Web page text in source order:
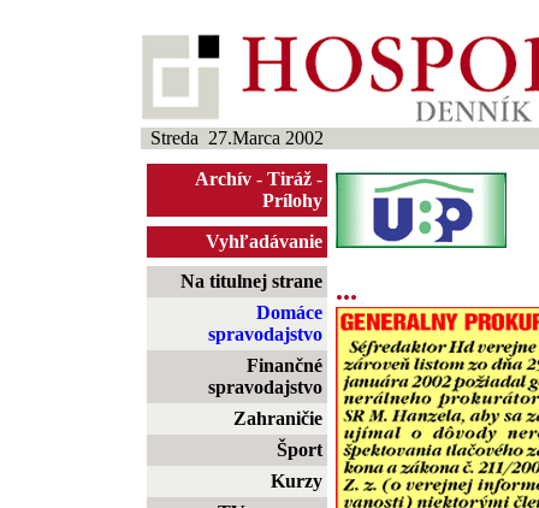
Streda 27.Marca 2002
Archív - Tiráž -
Prílohy
Vyhľadávanie
Na titulnej strane
Domáce
spravodajstvo
Finančné
spravodajstvo
Zahraničie
Šport
Kurzy
...